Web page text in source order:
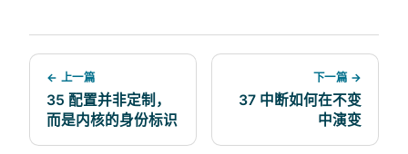
← 上一篇
35 配置并非定制，
而是内核的身份标识
下一篇 →
37 中断如何在不变
中演变